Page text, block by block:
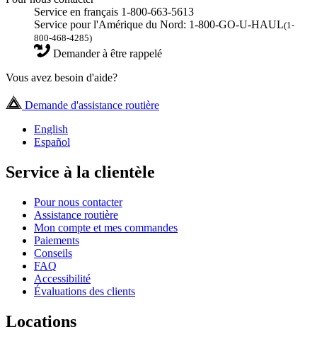
Service en français 1-800-663-5613
Service pour l'Amérique du Nord: 1-800-GO-U-HAUL(1-
800-468-4285)
Demander à être rappelé
Vous avez besoin d'aide?
Demande d'assistance routière
English
Español
Service à la clientèle
Pour nous contacter
Assistance routière
Mon compte et mes commandes
Paiements
Conseils
FAQ
Accessibilité
Évaluations des clients
Locations